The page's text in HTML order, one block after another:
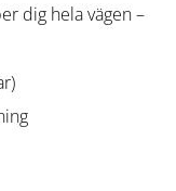
dig hela vägen –